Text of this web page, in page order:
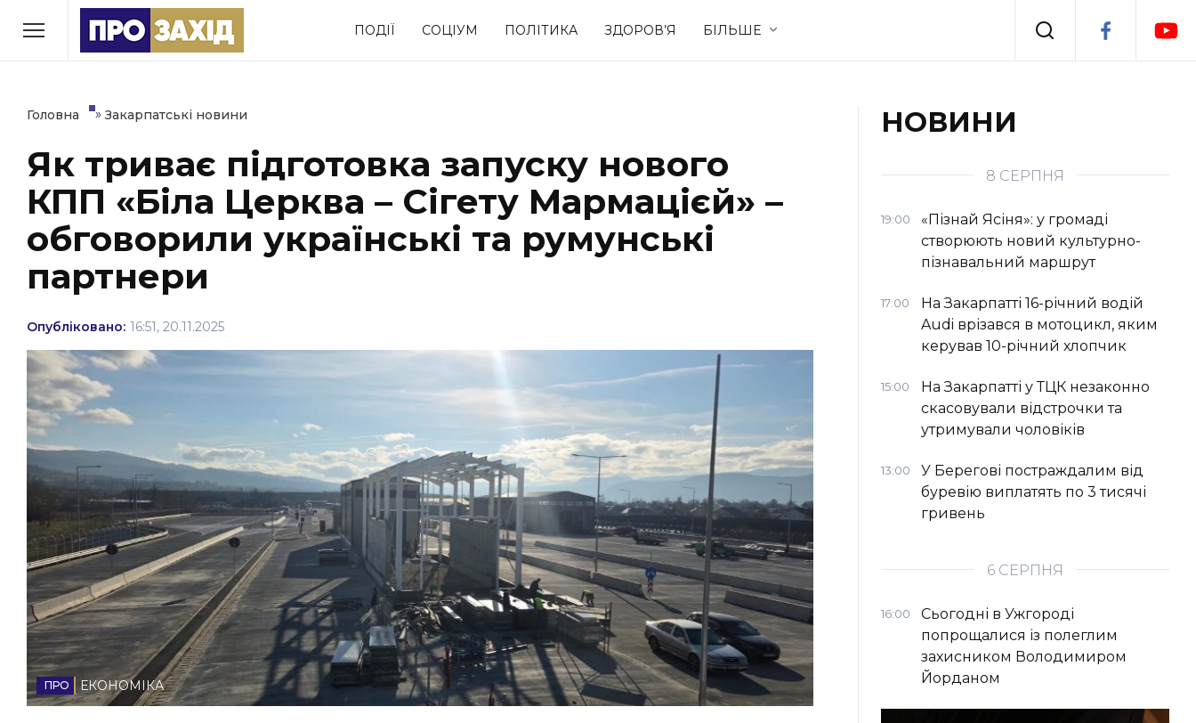
ПОДІЇ СОЦІУМ ПОЛІТИКА ЗДОРОВ’Я БІЛЬШЕ
РУБРИКИ
Економіка Події
Політика Соціум Спорт Стиль життя
Втрачений Ужгород
(відеоверсія)
ЗАКАРПАТСЬКІ НОВИНИ
НОВИНИ ЗАХІДНОЇ УКРАЇНИ
ФОТО
ВІДЕО
Головна » Закарпатські новини
Як триває підготовка запуску нового
КПП «Біла Церква – Сігету Мармацієй» –
обговорили українські та румунські
партнери
Опубліковано: 16:51, 20.11.2025
ЕКОНОМІКА
НОВИНИ
8 СЕРПНЯ
19:00
«Пізнай Ясіня»: у громаді
створюють новий культурно-
пізнавальний маршрут
17:00
На Закарпатті 16-річний водій
Audi врізався в мотоцикл, яким
керував 10-річний хлопчик
15:00
На Закарпатті у ТЦК незаконно
скасовували відстрочки та
утримували чоловіків
13:00
У Берегові постраждалим від
буревію виплатять по 3 тисячі
гривень
6 СЕРПНЯ
16:00
Сьогодні в Ужгороді
попрощалися із полеглим
захисником Володимиром
Йорданом